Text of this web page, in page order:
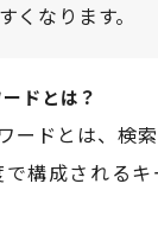
くなります。
ドとは？
ードとは、検
構成される